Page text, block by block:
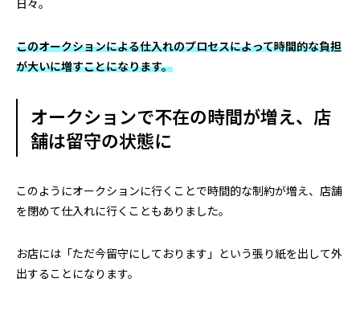
このオークションによる仕入れのプロセスによって時間的な負担
が大いに増すことになります。
オークションで不在の時間が増え、店
舗は留守の状態に
このようにオークションに行くことで時間的な制約が増え、店舗
を閉めて仕入れに行くこともありました。
お店には「ただ今留守にしております」という張り紙を出して外
出することになります。